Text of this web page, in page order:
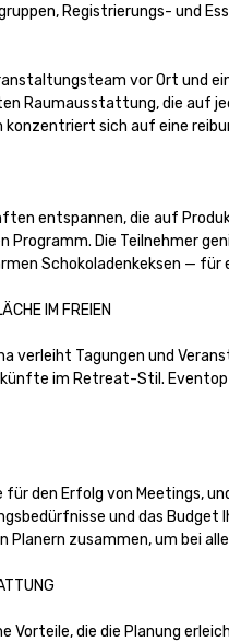
Registrierungs- und
vor Ort und
Raumausstattung, die auf
sich auf eine
entspannen, die auf
Programm. Die Teilnehmer
Schokoladenkeksen —
IM FREIEN
verleiht Tagungen und
im Retreat-Stil.
für den Erfolg von Meetings,
und das
zusammen, um bei
Vorteile, die die Planung